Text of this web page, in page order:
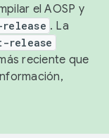
el AOSP y
. La
release
reciente que